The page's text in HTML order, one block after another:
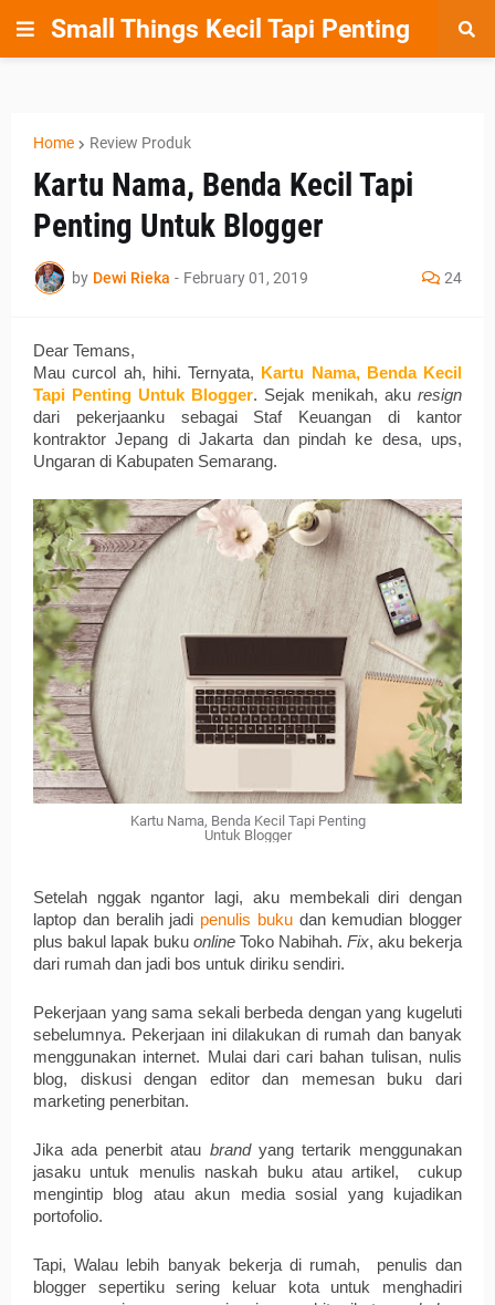
Small Things Kecil Tapi Penting
Home Review Produk
Kartu Nama, Benda Kecil Tapi
Penting Untuk Blogger
by Dewi Rieka - February 01, 2019 24
Dear Temans,
Mau curcol ah, hihi. Ternyata,
Kartu Nama, Benda Kecil
Tapi Penting Untuk Blogger. Sejak menikah, aku resign
dari pekerjaanku sebagai Staf Keuangan di kantor
kontraktor Jepang di Jakarta dan pindah ke desa, ups,
Ungaran di Kabupaten Semarang.
Kartu Nama, Benda Kecil Tapi Penting
Untuk Blogger
Setelah nggak ngantor lagi, aku membekali diri dengan
laptop dan beralih jadi penulis buku dan kemudian blogger
plus bakul lapak buku online Toko Nabihah. Fix, aku bekerja
dari rumah dan jadi bos untuk diriku sendiri.
Pekerjaan yang sama sekali berbeda dengan yang kugeluti
sebelumnya. Pekerjaan ini dilakukan di rumah dan banyak
menggunakan internet. Mulai dari cari bahan tulisan, nulis
blog, diskusi dengan editor dan memesan buku dari
marketing penerbitan.
Jika ada penerbit atau brand yang tertarik menggunakan
jasaku untuk menulis naskah buku atau artikel,  cukup
mengintip blog atau akun media sosial yang kujadikan
portofolio.
Tapi, Walau lebih banyak bekerja di rumah,  penulis dan
blogger sepertiku sering keluar kota untuk menghadiri